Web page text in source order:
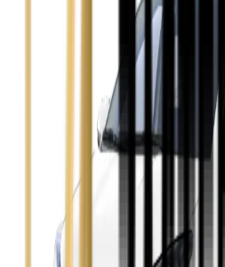
Opel Insignia